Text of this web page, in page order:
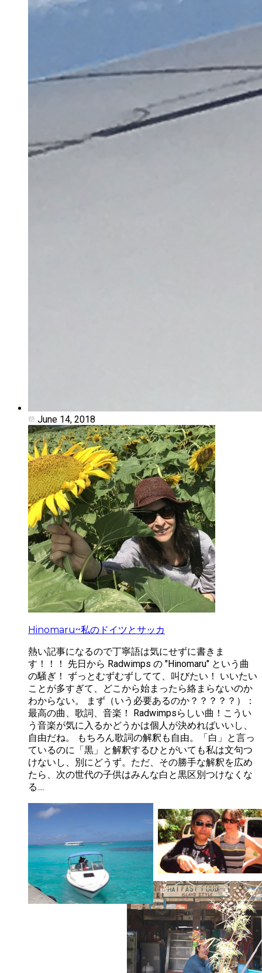
June 14, 2018
Hinomaru~私のドイツとサッカ
熱い記事になるので丁寧語は気にせずに書きま
す！！！ 先日から Radwimps の "Hinomaru" という曲
の騒ぎ！ ずっとむずむずしてて、叫びたい！ いいたい
ことが多すぎて、どこから始まったら絡まらないのか
わからない。 まず（いう必要あるのか？？？？？）：
最高の曲、歌詞、音楽！ Radwimpsらしい曲！ ​ こうい
う音楽が気に入るかどうかは個人が決めればいいし、
自由だね。 もちろん歌詞の解釈も自由。「白」と言っ
ているのに「黒」と解釈するひとがいても私は文句つ
けないし、別にどうず。ただ、その勝手な解釈を広め
たら、次の世代の子供はみんな白と黒区別つけなくな
る....